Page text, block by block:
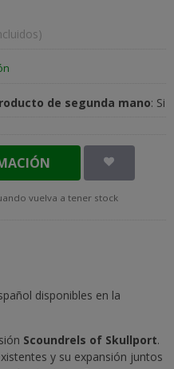
de segunda mano: Si
vuelva a tener stock
disponibles en la
Scoundrels of Skullport.
y su expansión juntos